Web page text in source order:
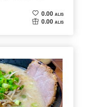
0.00 ALIS
0.00 ALIS